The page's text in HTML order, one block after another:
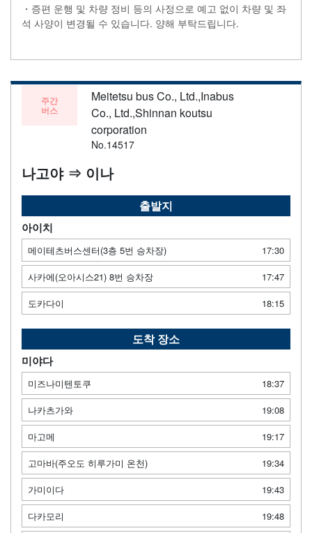
・증편 운행 및 차량 정비 등의 사정으로 예고 없이 차량 및 좌
석 사양이 변경될 수 있습니다. 양해 부탁드립니다.
주간
버스
Meitetsu bus Co., Ltd.,Inabus
Co., Ltd.,Shinnan koutsu
corporation
No.14517
나고야 ⇒ 이나
출발지
아이치
메이테츠버스센터(3층 5번 승차장)
17:30
사카에(오아시스21) 8번 승차장
17:47
도카다이
18:15
도착 장소
미야다
미즈나미텐토쿠
18:37
나카츠가와
19:08
마고메
19:17
고마바(주오도 히루가미 온천)
19:34
가미이다
19:43
다카모리
19:48